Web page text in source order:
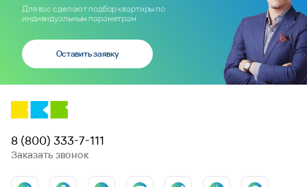
Для вас сделают подбор квартиры по
индивидуальным параметрам
Оставить заявку
8 (800) 333-7-111
Заказать звонок